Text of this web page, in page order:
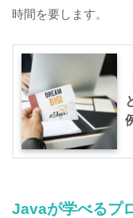
時間を要します。
Javaが学べるプ